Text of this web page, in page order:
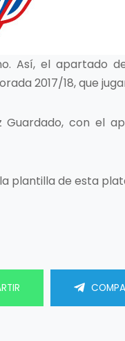
Así, el apartado
2017/18, que
con el
plantilla de esta